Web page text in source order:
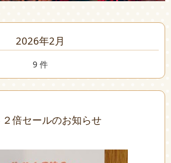
2026年2月
9 件
倍セールのお知らせ